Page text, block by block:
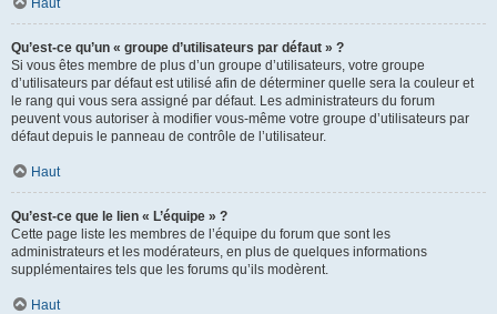
Haut
Qu’est-ce qu’un « groupe d’utilisateurs par défaut » ?
Si vous êtes membre de plus d’un groupe d’utilisateurs, votre groupe
d’utilisateurs par défaut est utilisé afin de déterminer quelle sera la couleur et
le rang qui vous sera assigné par défaut. Les administrateurs du forum
peuvent vous autoriser à modifier vous-même votre groupe d’utilisateurs par
défaut depuis le panneau de contrôle de l’utilisateur.
Haut
Qu’est-ce que le lien « L’équipe » ?
Cette page liste les membres de l’équipe du forum que sont les
administrateurs et les modérateurs, en plus de quelques informations
supplémentaires tels que les forums qu’ils modèrent.
Haut